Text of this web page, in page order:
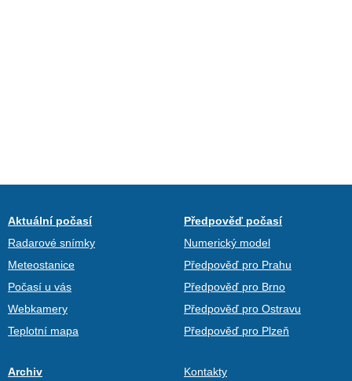
Aktuální počasí
Radarové snímky
Meteostanice
Počasí u vás
Webkamery
Teplotní mapa
Předpověď počasí
Numerický model
Předpověď pro Prahu
Předpověď pro Brno
Předpověď pro Ostravu
Předpověď pro Plzeň
Archiv Kontakty